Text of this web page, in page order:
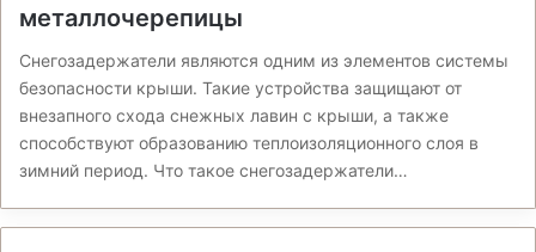
металлочерепицы
Снегозадержатели являются одним из элементов системы
безопасности крыши. Такие устройства защищают от
внезапного схода снежных лавин с крыши, а также
способствуют образованию теплоизоляционного слоя в
зимний период. Что такое снегозадержатели…